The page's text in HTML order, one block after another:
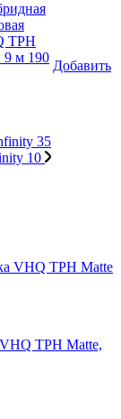
TPH
9 м 190
Добавить
35
10
TPH Matte,